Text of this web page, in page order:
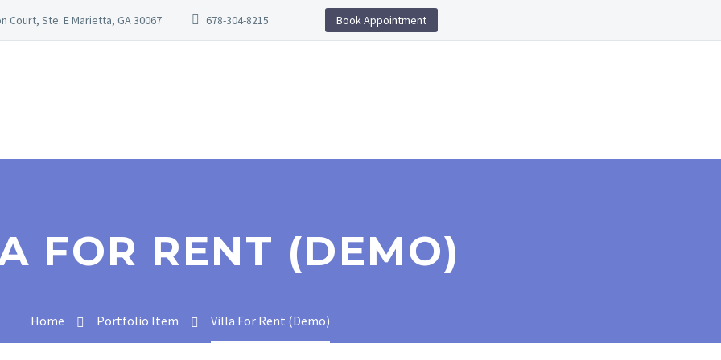
Court, Ste. E Marietta, GA 30067 678-304-8215 Book Appointment
FOR RENT (DEMO)
Home Portfolio Item Villa For Rent (Demo)